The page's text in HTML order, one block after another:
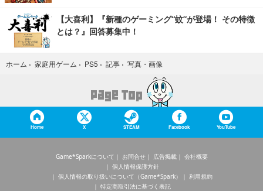
【大喜利】『新種のゲーミング“蚊”が登場！ その特徴
とは？』回答募集中！
ホーム › 家庭用ゲーム › PS5 › 記事 › 写真・画像
Home X STEAM Facebook YouTube
Game*Sparkについて お問合せ 広告掲載
会社概要
個人情報保護方針
個人情報の取り扱いについて（Game*Spark）
利用規約
特定商取引法に基づく表記